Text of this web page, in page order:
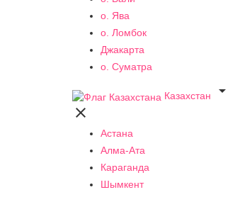
о. Ява
о. Ломбок
Джакарта
о. Суматра
Казахстан


Астана
Алма-Ата
Караганда
Шымкент